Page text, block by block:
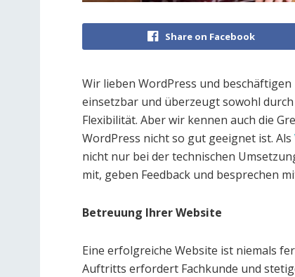
Share on Facebook
Wir lieben WordPress und
einsetzbar und überzeugt sowohl
Flexibilität. Aber wir kennen auch die
WordPress nicht so gut geeignet ist. Als
nicht nur bei der technischen
mit, geben Feedback und besprechen
Betreuung Ihrer Website
Eine erfolgreiche Website ist niemals
Auftritts erfordert Fachkunde und